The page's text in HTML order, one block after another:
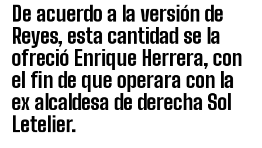
De acuerdo a la versión de
Reyes, esta cantidad se la
ofreció Enrique Herrera, con
el fin de que operara con la
ex alcaldesa de derecha Sol
Letelier.